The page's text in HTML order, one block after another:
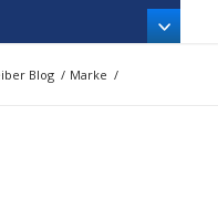
Blog / Marke /